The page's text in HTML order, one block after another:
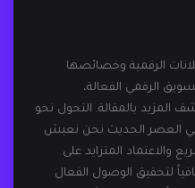
الرقمية وخصائصها
الرقمي الفعالة،
المزيد بالمقالة. التحول نحو
في العصر الحديث نحن نعيش
والاعتماد المتزايد على
لتحقيق الوصول الفعال